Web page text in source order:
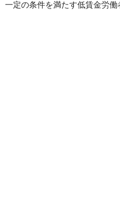
一定の条件を満たす低賃金労働